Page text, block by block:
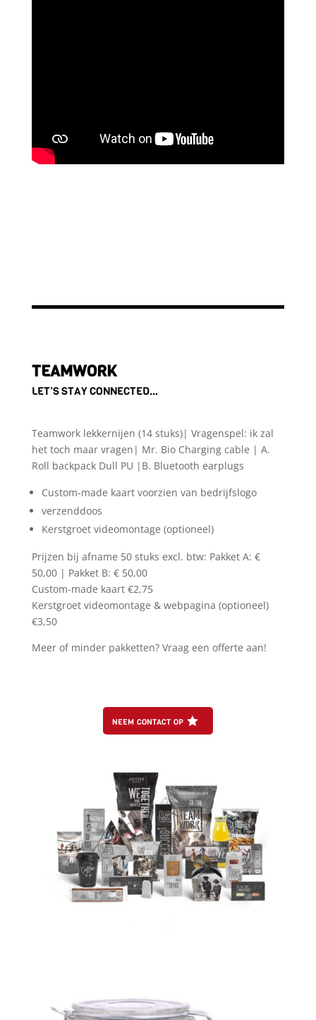
TEAMWORK
LET’S STAY CONNECTED…
Teamwork lekkernijen (14 stuks)| Vragenspel: ik zal
het toch maar vragen| Mr. Bio Charging cable | A.
Roll backpack Dull PU |B. Bluetooth earplugs
Custom-made kaart voorzien van bedrijfslogo
verzenddoos
Kerstgroet videomontage (optioneel)
Prijzen bij afname 50 stuks excl. btw: Pakket A: €
50,00 | Pakket B: € 50,00
Custom-made kaart €2,75
Kerstgroet videomontage & webpagina (optioneel)
€3,50
Meer of minder pakketten? Vraag een offerte aan!
neem contact op